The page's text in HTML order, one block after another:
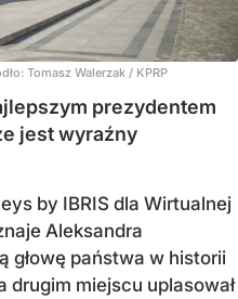
Tomasz Walerzak / KPRP
prezydentem
jest wyraźny
by IBRIS dla Wirtualnej
Aleksandra
głowę państwa w historii
drugim miejscu uplasował